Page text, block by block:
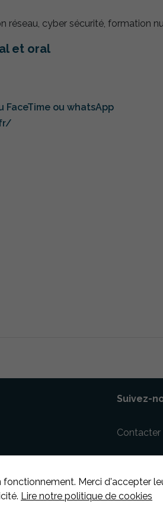
réseau, cyber sécurité, formation
et oral
FaceTime ou whatsApp
Suivez-
Contacter
Merci d'accepter
Lire notre politique de cookies